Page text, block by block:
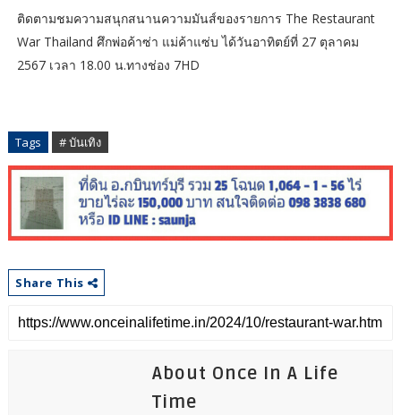
ติดตามชมความสนุกสนานความมันส์ของรายการ The Restaurant
War Thailand ศึกพ่อค้าซ่า แม่ค้าแซ่บ ได้วันอาทิตย์ที่ 27 ตุลาคม
2567 เวลา 18.00 น.ทางช่อง 7HD
Tags # บันเทิง
Share This
About Once In A Life
Time